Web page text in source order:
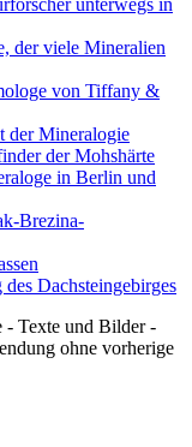
unterwegs in
der viele Mineralien
von Tiffany &
der Mineralogie
der Mohshärte
in Berlin und
Brezina-
Dachsteingebirges
- Texte und Bilder -
ohne vorherige